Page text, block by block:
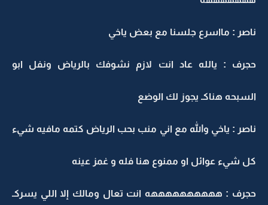
ناصر : مااسرع جلسنا مع بعض ياخي
حجرف : يالله عاد انت لازم نشوفك بالرياض ونفل ابو
السبحه هناكـ يجوز لك الوضع
ناصر : ياخي والله مع اني منب بحب الرياض كتمه مافيه شيء
كل شيء عوائل او ممنوع هنا فله و غمز عينه
حجرف : ههههههههههه انت تعال ومالك إلا اللي يسركـ